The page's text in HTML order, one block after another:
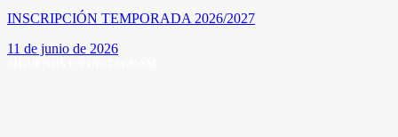
INSCRIPCIÓN TEMPORADA 2026/2027
11 de junio de 2026